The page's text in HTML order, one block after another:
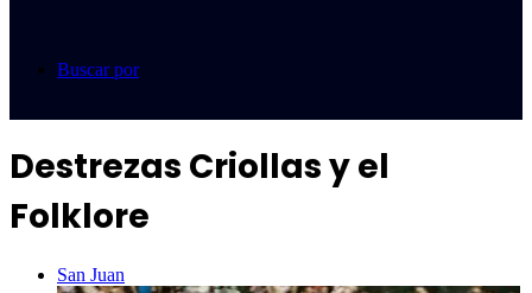
Buscar por
Destrezas Criollas y el
Folklore
San Juan